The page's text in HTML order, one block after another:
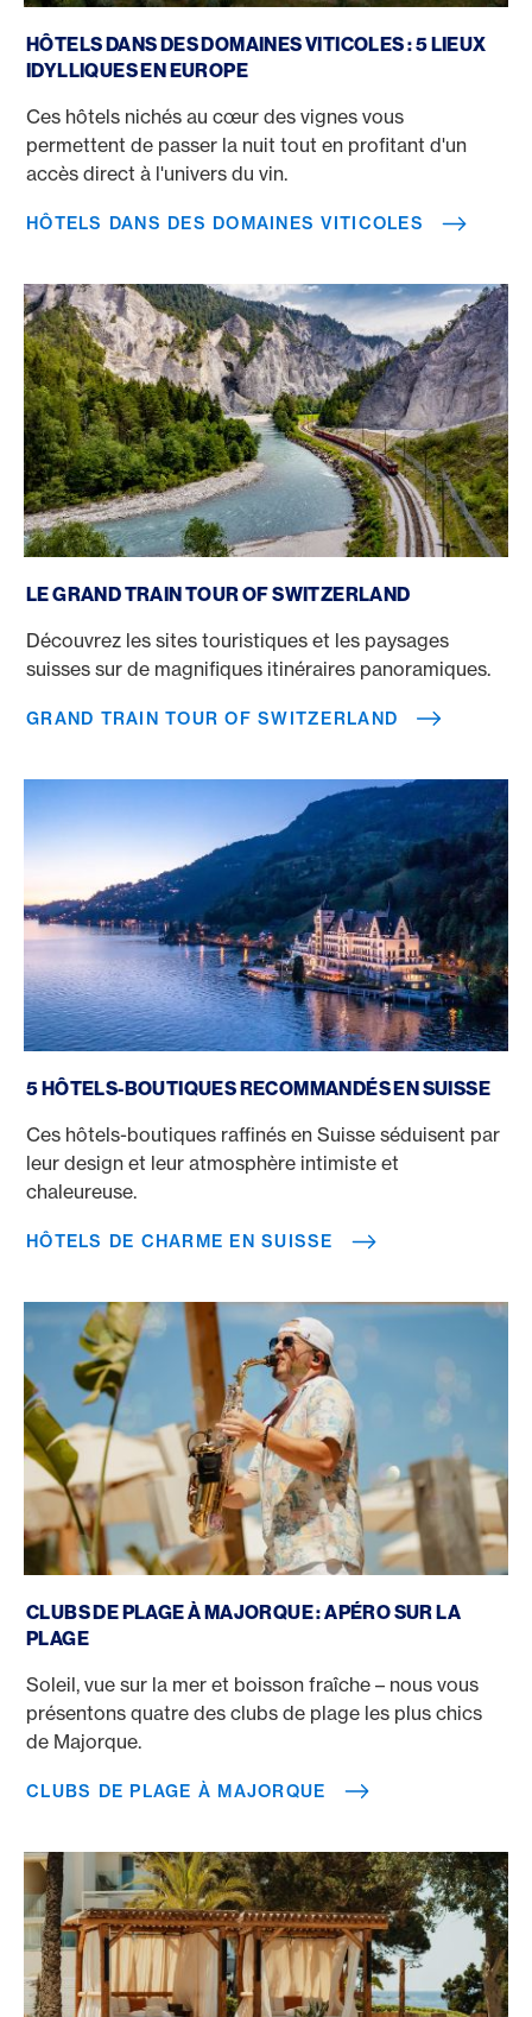
HÔTELS DANS DES DOMAINES VITICOLES : 5 LIEUX
IDYLLIQUES EN EUROPE
Ces hôtels nichés au cœur des vignes vous
permettent de passer la nuit tout en profitant d'un
accès direct à l'univers du vin.
HÔTELS DANS DES DOMAINES VITICOLES
LE GRAND TRAIN TOUR OF SWITZERLAND
Découvrez les sites touristiques et les paysages
suisses sur de magnifiques itinéraires panoramiques.
GRAND TRAIN TOUR OF SWITZERLAND
5 HÔTELS-BOUTIQUES RECOMMANDÉS EN SUISSE
Ces hôtels-boutiques raffinés en Suisse séduisent par
leur design et leur atmosphère intimiste et
chaleureuse.
HÔTELS DE CHARME EN SUISSE
CLUBS DE PLAGE À MAJORQUE : APÉRO SUR LA
PLAGE
Soleil, vue sur la mer et boisson fraîche – nous vous
présentons quatre des clubs de plage les plus chics
de Majorque.
CLUBS DE PLAGE À MAJORQUE